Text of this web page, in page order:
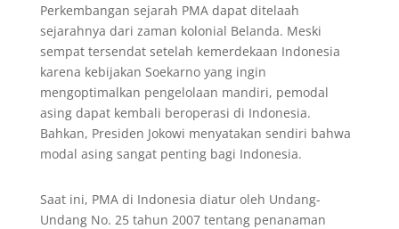
Perkembangan sejarah PMA dapat ditelaah
sejarahnya dari zaman kolonial Belanda. Meski
sempat tersendat setelah kemerdekaan Indonesia
karena kebijakan Soekarno yang ingin
mengoptimalkan pengelolaan mandiri, pemodal
asing dapat kembali beroperasi di Indonesia.
Bahkan, Presiden Jokowi menyatakan sendiri bahwa
modal asing sangat penting bagi Indonesia.
Saat ini, PMA di Indonesia diatur oleh Undang-
Undang No. 25 tahun 2007 tentang penanaman